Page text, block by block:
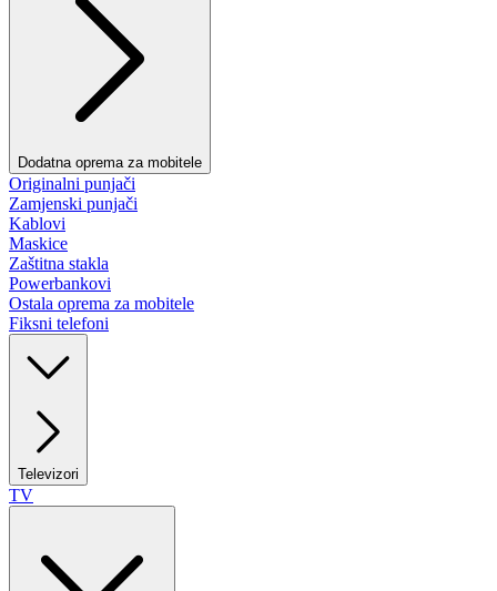
Dodatna oprema za mobitele
Originalni punjači
Zamjenski punjači
Kablovi
Maskice
Zaštitna stakla
Powerbankovi
Ostala oprema za mobitele
Fiksni telefoni
Televizori
TV